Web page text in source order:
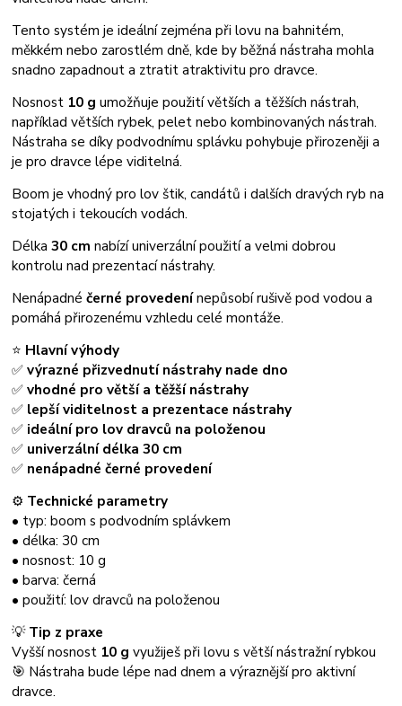
Tento systém je ideální zejména při lovu na bahnitém,
měkkém nebo zarostlém dně, kde by běžná nástraha mohla
snadno zapadnout a ztratit atraktivitu pro dravce.
Nosnost 10 g umožňuje použití větších a těžších nástrah,
například větších rybek, pelet nebo kombinovaných nástrah.
Nástraha se díky podvodnímu splávku pohybuje přirozeněji a
je pro dravce lépe viditelná.
Boom je vhodný pro lov štik, candátů i dalších dravých ryb na
stojatých i tekoucích vodách.
Délka30 cm nabízí univerzální použití a velmi dobrou
kontrolu nad prezentací nástrahy.
Nenápadnéčerné provedenínepůsobí rušivě pod vodou a
pomáhá přirozenému vzhledu celé montáže.
⭐ Hlavní výhody
✅výrazné přizvednutí nástrahy nade dno
✅vhodné pro větší a těžší nástrahy
✅ lepší viditelnost a prezentace nástrahy
✅ ideální pro lov dravců na položenou
✅ univerzální délka 30 cm
✅ nenápadné černé provedení
⚙️ Technické parametry
• typ: boom s podvodním splávkem
• délka: 30 cm
• nosnost: 10 g
• barva: černá
• použití: lov dravců na položenou
💡Tip z praxe
Vyšší nosnost 10 g využiješ při lovu s větší nástražní rybkou
🎯 Nástraha bude lépe nad dnem a výraznější pro aktivní
dravce.